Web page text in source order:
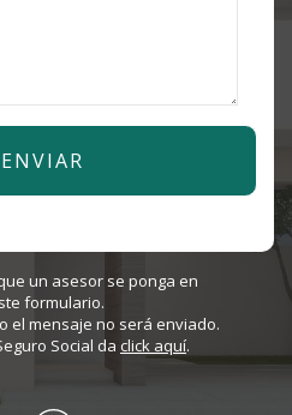
un asesor se ponga en
formulario.
el mensaje no será enviado.
Social da click aquí.